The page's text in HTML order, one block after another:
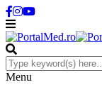
Menu